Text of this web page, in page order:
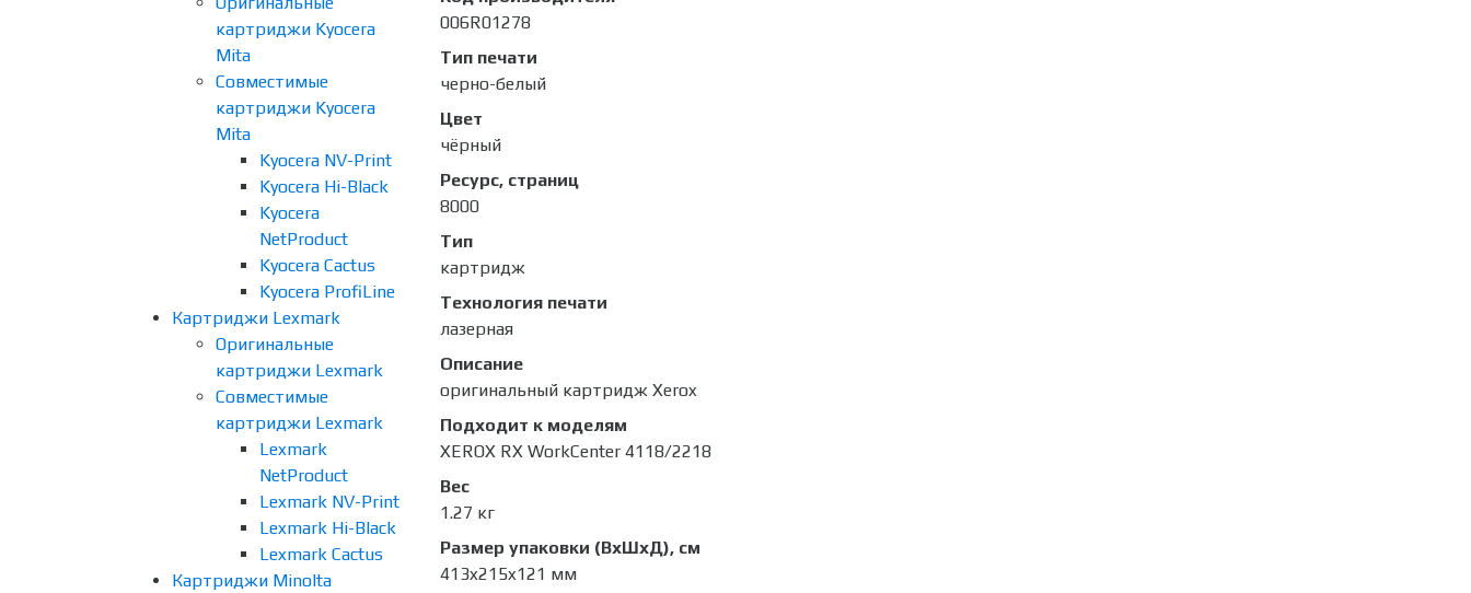
картриджи Kyocera
Mita
Совместимые
картриджи Kyocera
Mita
Kyocera NV-Print
Kyocera Hi-Black
Kyocera
NetProduct
Kyocera Cactus
Kyocera ProfiLine
Картриджи Lexmark
Оригинальные
картриджи Lexmark
Совместимые
картриджи Lexmark
Lexmark
NetProduct
Lexmark NV-Print
Lexmark Hi-Black
Lexmark Cactus
Картриджи Minolta
006R01278
Тип печати
черно-белый
Цвет
чёрный
Ресурс, страниц
8000
Тип
картридж
Технология печати
лазерная
Описание
оригинальный картридж Xerox
Подходит к моделям
XEROX RX WorkCenter 4118/2218
Вес
1.27 кг
Размер упаковки (ВхШхД), см
413x215x121 мм